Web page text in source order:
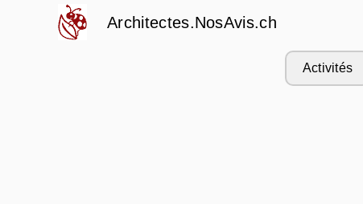
Architectes.NosAvis.ch
Activités